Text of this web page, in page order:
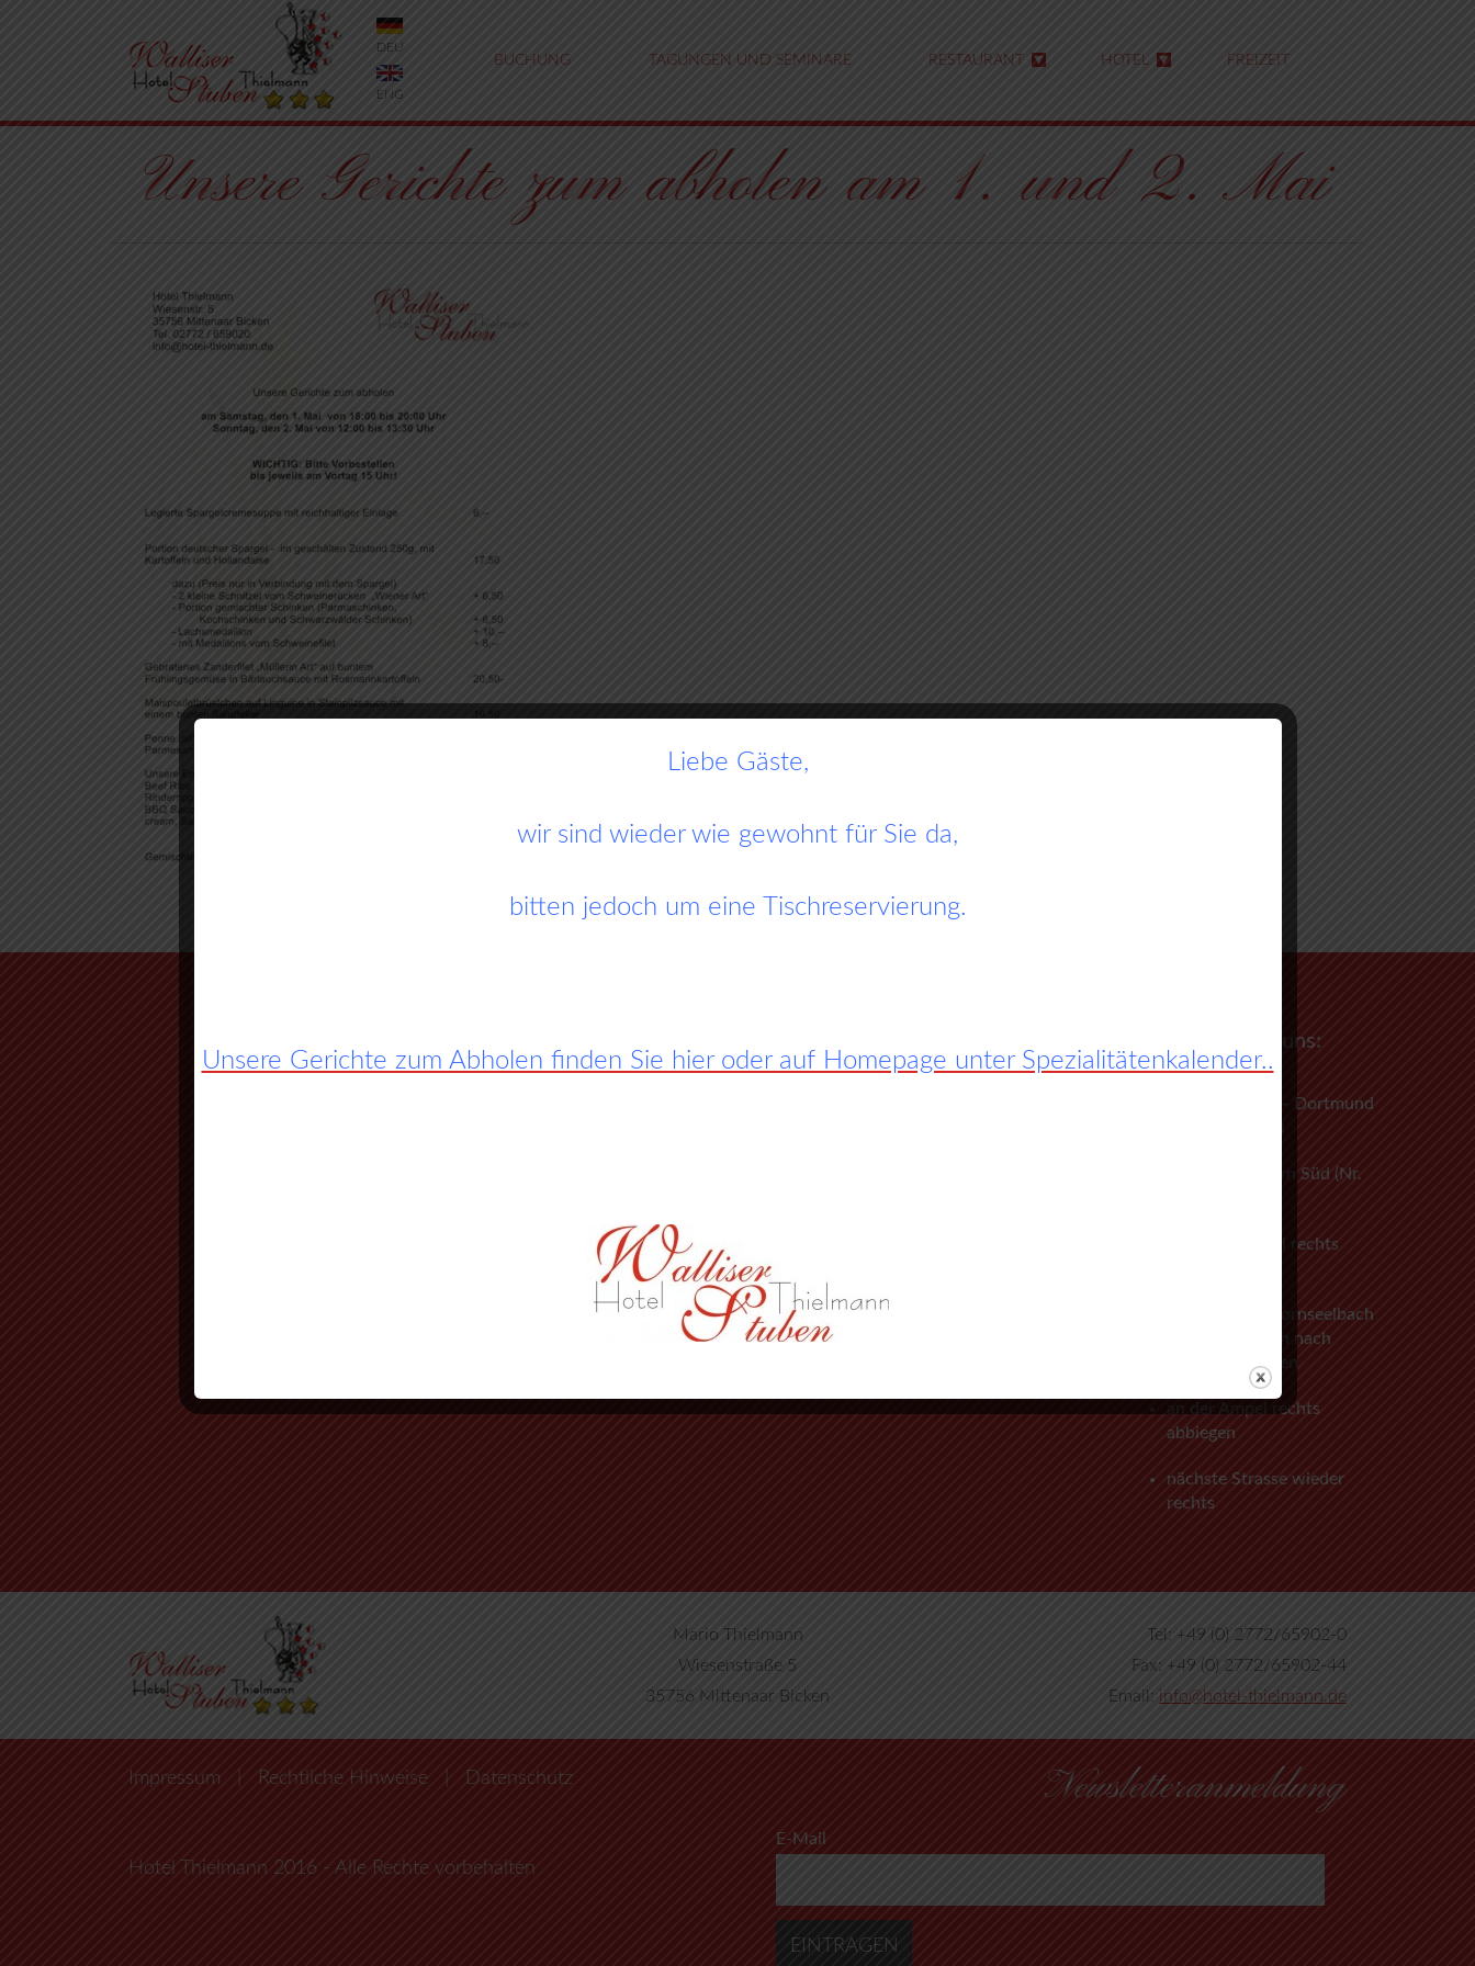
DEU
ENG
BUCHUNG TAGUNGEN UND SEMINARE RESTAURANT HOTEL FREIZEIT
Unsere Gerichte zum abholen am 1. und 2. Mai
So finden Sie zu uns:
A45 Frankfurt – Dortmund
Abfahrt Herborn Süd (Nr.
an der 3. Ampel rechts
vorbei an Herbornseelbach
und Ballersbach nach
Mittenaar Bicken
an der Ampel rechts
abbiegen
nächste Strasse wieder
rechts
Mario Thielmann
Wiesenstraße 5
35756 Mittenaar Bicken
Tel: +49 (0) 2772/65902-0
Fax: +49 (0) 2772/65902-44
Email: info@hotel-thielmann.de
Impressum Rechtliche Hinweise Datenschutz
Hotel Thielmann 2016 - Alle Rechte vorbehalten
Newsletteranmeldung
E-Mail
Liebe Gäste,
wir sind wieder wie gewohnt für Sie da,
bitten jedoch um eine Tischreservierung.
Unsere Gerichte zum Abholen finden Sie hier oder auf Homepage unter Spezialitätenkalender..